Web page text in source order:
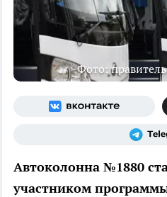
Фото:
Автоколонна №1880
участником